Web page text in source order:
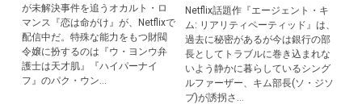
が未解決事件を追うオカルト・ロ
マンス『恋は命がけ』が、Netflixで
配信中だ。特殊な能力をもつ財閥
令嬢に扮するのは『ウ・ヨンウ弁
護士は天才肌』『ハイパーナイ
フ』のパク・ウン...
Netflix話題作『エージェント・キ
ム: リアリティペーティッド』は、
過去に秘密があるが今は銀行の部
長としてトラブルに巻き込まれな
いよう静かに暮らしているシング
ルファーザー、キム部長(ソ・ジソ
ブ)が誘拐さ...